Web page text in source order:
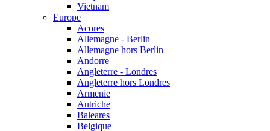
Vietnam
Europe
Acores
Allemagne - Berlin
Allemagne hors Berlin
Andorre
Angleterre - Londres
Angleterre hors Londres
Armenie
Autriche
Baleares
Belgique